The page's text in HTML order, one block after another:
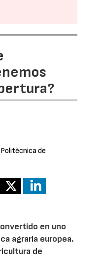
de
en uno
agraria europea.
de